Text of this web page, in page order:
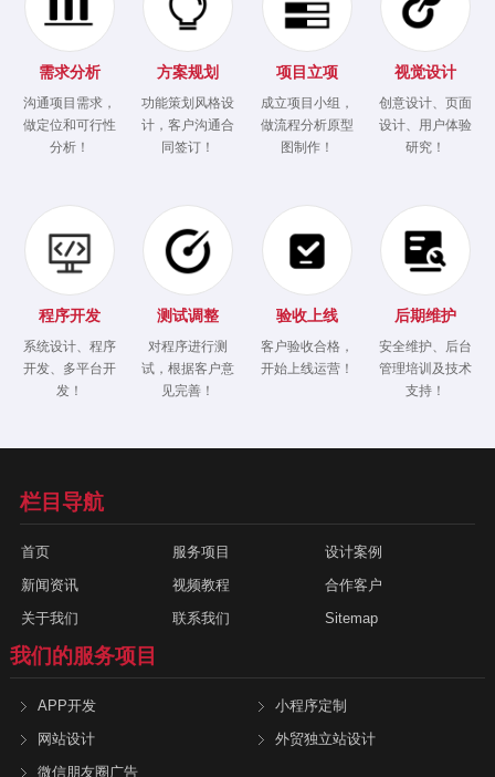
需求分析
沟通项目需求，
做定位和可行性
分析！
方案规划
功能策划风格设
计，客户沟通合
同签订！
项目立项
成立项目小组，
做流程分析原型
图制作！
视觉设计
创意设计、页面
设计、用户体验
研究！
程序开发
系统设计、程序
开发、多平台开
发！
测试调整
对程序进行测
试，根据客户意
见完善！
验收上线
客户验收合格，
开始上线运营！
后期维护
安全维护、后台
管理培训及技术
支持！
栏目导航
首页 服务项目
设计案例
新闻资讯
视频教程
合作客户
关于我们
联系我们 Sitemap
我们的服务项目
APP开发
小程序定制
网站设计
外贸独立站设计
微信朋友圈广告